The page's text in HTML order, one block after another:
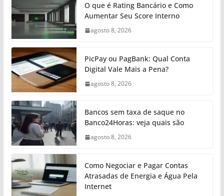
O que é Rating Bancário e Como
Aumentar Seu Score Interno
agosto 8, 2026
PicPay ou PagBank: Qual Conta
Digital Vale Mais a Pena?
agosto 8, 2026
Bancos sem taxa de saque no
Banco24Horas: veja quais são
agosto 8, 2026
Como Negociar e Pagar Contas
Atrasadas de Energia e Água Pela
Internet